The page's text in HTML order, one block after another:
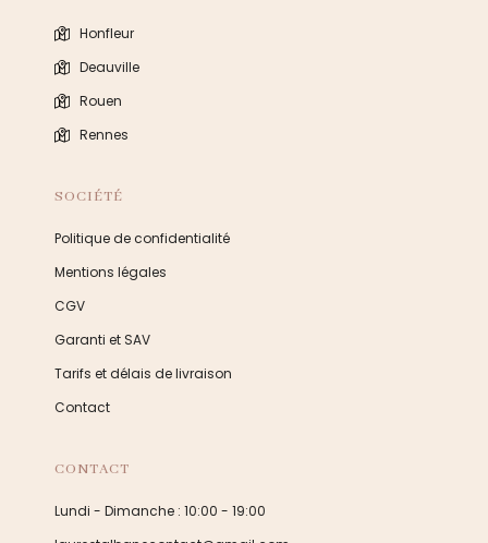
Honfleur
Deauville
Rouen
Rennes
SOCIÉTÉ
Politique de confidentialité
Mentions légales
CGV
Garanti et SAV
Tarifs et délais de livraison
Contact
CONTACT
Lundi - Dimanche : 10:00 - 19:00